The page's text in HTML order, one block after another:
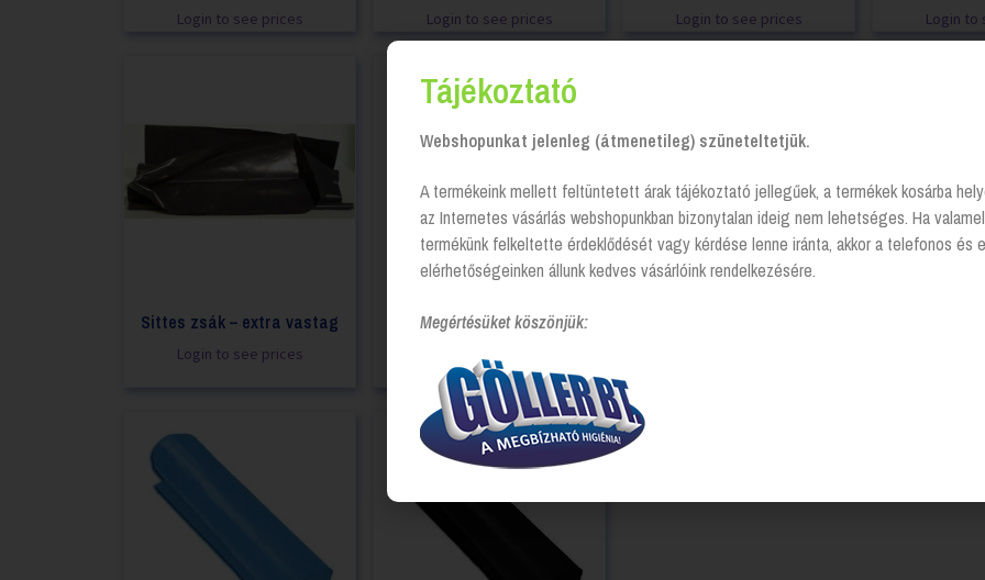
Login to see prices Login to see prices Login to see prices Login to
Sittes zsák – extra vastag
Login to see prices
30L Szemeteszsák (vastag)
Login to see prices
Tájékoztató
Webshopunkat jelenleg (átmenetileg) szüneteltetjük.
A termékeink mellett feltüntetett árak tájékoztató jellegűek, a termékek kosárba
az Internetes vásárlás webshopunkban bizonytalan ideig nem lehetséges. Ha
termékünk felkeltette érdeklődését vagy kérdése lenne iránta, akkor a telefonos és
elérhetőségeinken állunk kedves vásárlóink rendelkezésére.
Megértésüket köszönjük: